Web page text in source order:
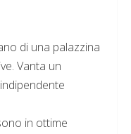
di una palazzina
Vanta un
in ottime